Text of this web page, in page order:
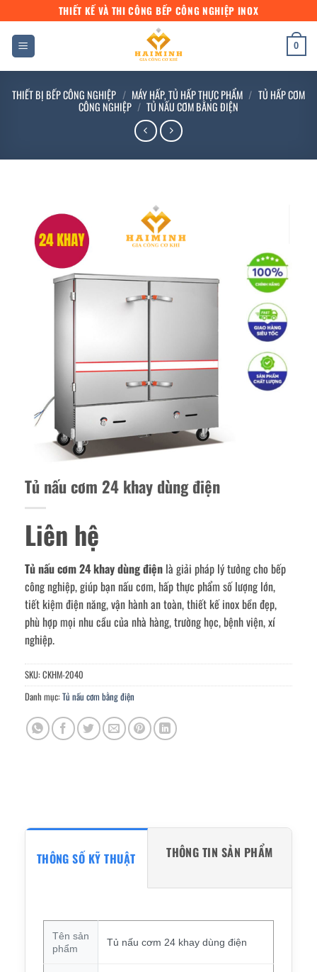
qua
dung
THIẾT KẾ VÀ THI CÔNG BẾP CÔNG NGHIỆP INOX
0
THIẾT BỊ BẾP CÔNG NGHIỆP / MÁY HẤP, TỦ HẤP THỰC PHẨM / TỦ HẤP CƠM
CÔNG NGHIỆP / TỦ NẤU CƠM BẰNG ĐIỆN
Tủ nấu cơm 24 khay dùng điện
Liên hệ
Tủ nấu cơm 24 khay dùng điện là giải pháp lý tưởng cho bếp
công nghiệp, giúp bạn nấu cơm, hấp thực phẩm số lượng lớn,
tiết kiệm điện năng, vận hành an toàn, thiết kế inox bền đẹp,
phù hợp mọi nhu cầu của nhà hàng, trường học, bệnh viện, xí
nghiệp.
SKU: CKHM-2040
Danh mục: Tủ nấu cơm bằng điện
THÔNG SỐ KỸ THUẬT THÔNG TIN SẢN PHẨM
Tên sản
phẩm
Tủ nấu cơm 24 khay dùng điện